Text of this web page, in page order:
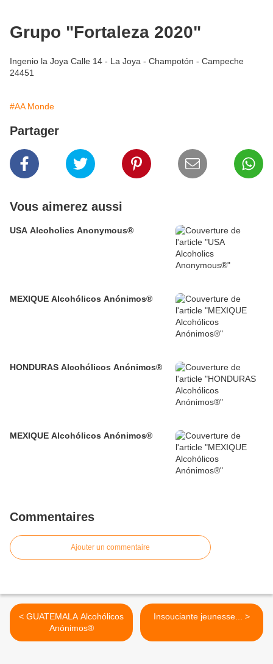
Grupo "Fortaleza 2020"
Ingenio la Joya Calle 14 - La Joya - Champotón - Campeche
24451
#AA Monde
Partager
Vous aimerez aussi
USA Alcoholics Anonymous®
MEXIQUE Alcohólicos Anónimos®
HONDURAS Alcohólicos Anónimos®
MEXIQUE Alcohólicos Anónimos®
Commentaires
Ajouter un commentaire
< GUATEMALA Alcohólicos
Anónimos®
Insouciante jeunesse... >